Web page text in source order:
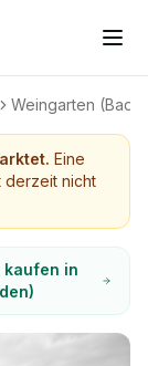
Weingarten
Eine
derzeit nicht
kaufen in